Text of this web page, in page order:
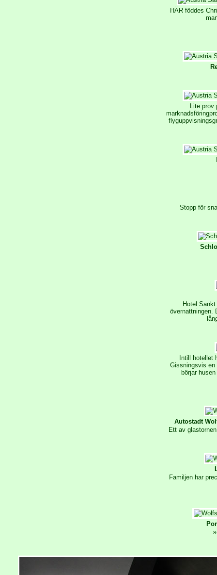
HÄR föddes
Lite prov
Stopp för
Hotel
övernattningen.
Intill hotellet
Gissningsvis en
börjar
Autostadt
Ett av
Familjen har